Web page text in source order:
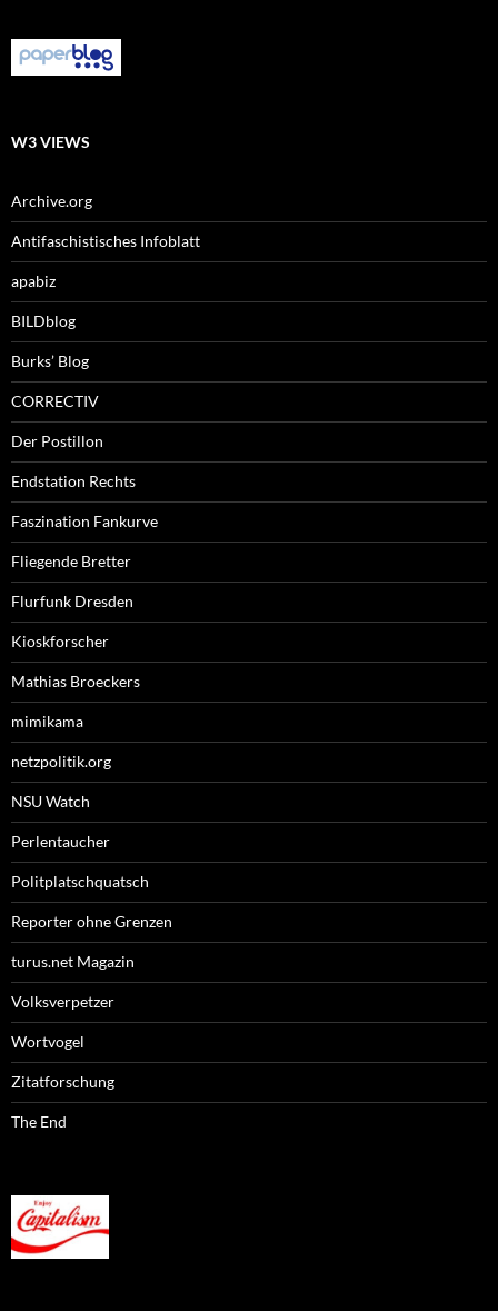
W3 VIEWS
Archive.org
Antifaschistisches Infoblatt
apabiz
BILDblog
Burks’ Blog
CORRECTIV
Der Postillon
Endstation Rechts
Faszination Fankurve
Fliegende Bretter
Flurfunk Dresden
Kioskforscher
Mathias Broeckers
mimikama
netzpolitik.org
NSU Watch
Perlentaucher
Politplatschquatsch
Reporter ohne Grenzen
turus.net Magazin
Volksverpetzer
Wortvogel
Zitatforschung
The End